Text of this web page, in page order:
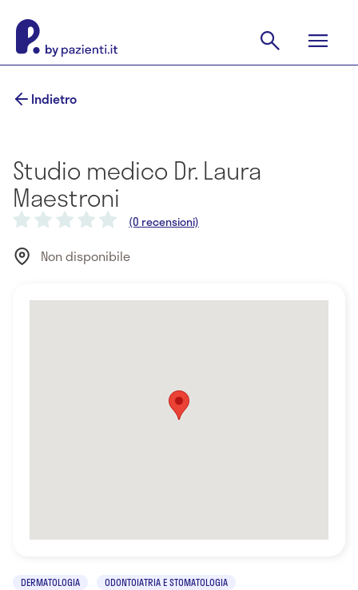
Indietro
Studio medico Dr. Laura
Maestroni
(0 recensioni)
Non disponibile
DERMATOLOGIA ODONTOIATRIA E STOMATOLOGIA